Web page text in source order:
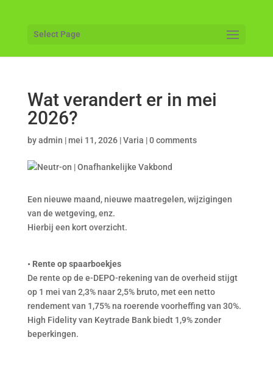
Select Page
Wat verandert er in mei
2026?
byadmin |mei 11, 2026|Varia |0 comments
Een nieuwe maand, nieuwe maatregelen, wijzigingen
van de wetgeving, enz.
Hierbij een kort overzicht.
• Rente op spaarboekjes
De rente op de e-DEPO-rekening van de overheid stijgt
op 1 mei van 2,3% naar 2,5% bruto, met een netto
rendement van 1,75% na roerende voorheffing van 30%.
High Fidelity van Keytrade Bank biedt 1,9% zonder
beperkingen.